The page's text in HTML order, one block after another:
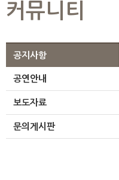
커뮤니티
공지사항
공연안내
보도자료
문의게시판